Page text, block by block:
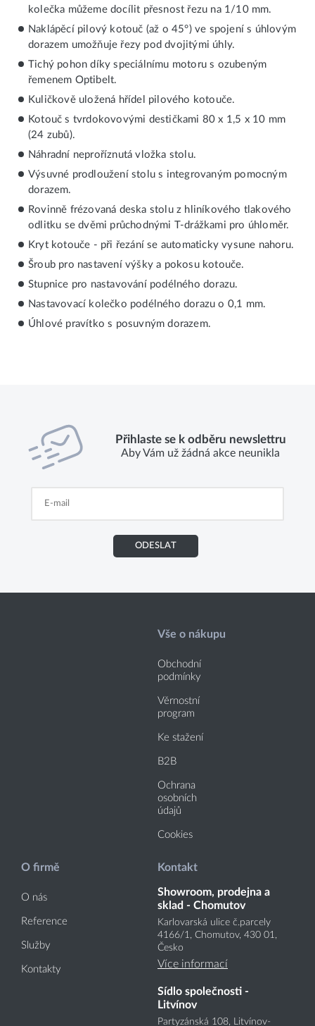
kolečka můžeme docílit přesnost řezu na 1/10 mm.
Naklápěcí pilový kotouč (až o 45°) ve spojení s úhlovým
dorazem umožňuje řezy pod dvojitými úhly.
Tichý pohon díky speciálnímu motoru s ozubeným
řemenem Optibelt.
Kuličkově uložená hřídel pilového kotouče.
Kotouč s tvrdokovovými destičkami 80 x 1,5 x 10 mm
(24 zubů).
Náhradní neproříznutá vložka stolu.
Výsuvné prodloužení stolu s integrovaným pomocným
dorazem.
Rovinně frézovaná deska stolu z hliníkového tlakového
odlitku se dvěmi průchodnými T-drážkami pro úhloměr.
Kryt kotouče - při řezání se automaticky vysune nahoru.
Šroub pro nastavení výšky a pokosu kotouče.
Stupnice pro nastavování podélného dorazu.
Nastavovací kolečko podélného dorazu o 0,1 mm.
Úhlové pravítko s posuvným dorazem.
Přihlaste se k odběru newslettru
Aby Vám už žádná akce neunikla
ODESLAT
Vše o nákupu
Obchodní
podmínky
Věrnostní
program
Ke stažení
B2B
Ochrana
osobních
údajů
Cookies
O firmě
O nás
Reference
Služby
Kontakty
Kontakt
Showroom, prodejna a
sklad - Chomutov
Karlovarská ulice č.parcely
4166/1, Chomutov, 430 01,
Česko
Více informací
Sídlo společnosti -
Litvínov
Partyzánská 108, Litvínov-